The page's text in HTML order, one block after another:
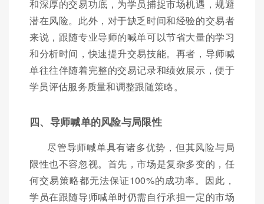
和深厚的交易功底，为学员捕捉市场机遇，规避
潜在风险。此外，对于缺乏时间和经验的交易者
来说，跟随专业导师的喊单可以节省大量的学习
和分析时间，快速提升交易技能。再者，导师喊
单往往伴随着完整的交易记录和绩效展示，便于
学员评估服务质量和调整跟随策略。
四、导师喊单的风险与局限性
尽管导师喊单具有诸多优势，但其风险与局
限性也不容忽视。首先，市场是复杂多变的，任
何交易策略都无法保证100%的成功率。因此，
学员在跟随导师喊单时仍需自行承担一定的市场